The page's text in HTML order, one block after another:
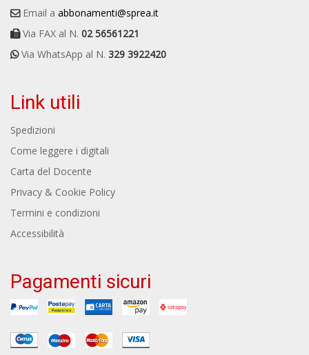
Email a abbonamenti@sprea.it
Via FAX al N. 02 56561221
Via WhatsApp al N. 329 3922420
Link utili
Spedizioni
Come leggere i digitali
Carta del Docente
Privacy & Cookie Policy
Termini e condizioni
Accessibilità
Pagamenti sicuri